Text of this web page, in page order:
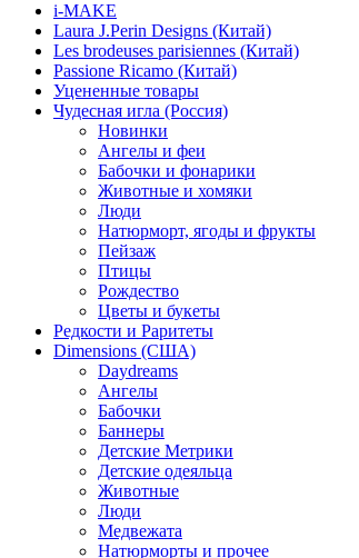
i-MAKE
Laura J.Perin Designs (Китай)
Les brodeuses parisiennes (Китай)
Passione Ricamo (Китай)
Уцененные товары
Чудесная игла (Россия)
Новинки
Ангелы и феи
Бабочки и фонарики
Животные и хомяки
Люди
Натюрморт, ягоды и фрукты
Пейзаж
Птицы
Рождество
Цветы и букеты
Редкости и Раритеты
Dimensions (США)
Daydreams
Ангелы
Бабочки
Баннеры
Детские Метрики
Детские одеяльца
Животные
Люди
Медвежата
Натюрморты и прочее